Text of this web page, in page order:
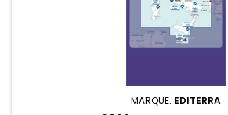
MARQUE: EDITERRA